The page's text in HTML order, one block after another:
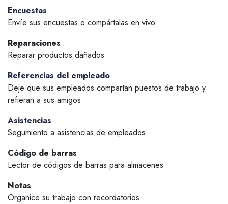
Encuestas
Envíe sus encuestas o compártalas en vivo
Reparaciones
Reparar productos dañados
Referencias del empleado
Deje que sus empleados compartan puestos de trabajo y
refieran a sus amigos
Asistencias
Segumiento a asistencias de empleados
Código de barras
Lector de códigos de barras para almacenes
Notas
Organice su trabajo con recordatorios